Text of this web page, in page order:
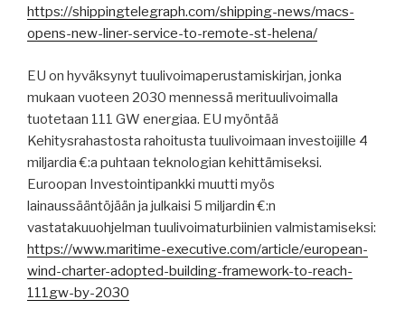
https://shippingtelegraph.com/shipping-news/macs-
opens-new-liner-service-to-remote-st-helena/
EU on hyväksynyt tuulivoimaperustamiskirjan, jonka
mukaan vuoteen 2030 mennessä merituulivoimalla
tuotetaan 111 GW energiaa. EU myöntää
Kehitysrahastosta rahoitusta tuulivoimaan investoijille 4
miljardia €:a puhtaan teknologian kehittämiseksi.
Euroopan Investointipankki muutti myös
lainaussääntöjään ja julkaisi 5 miljardin €:n
vastatakuuohjelman tuulivoimaturbiinien valmistamiseksi:
https://www.maritime-executive.com/article/european-
wind-charter-adopted-building-framework-to-reach-
111gw-by-2030